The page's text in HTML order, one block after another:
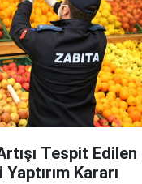
Tespit Edilen
Kararı